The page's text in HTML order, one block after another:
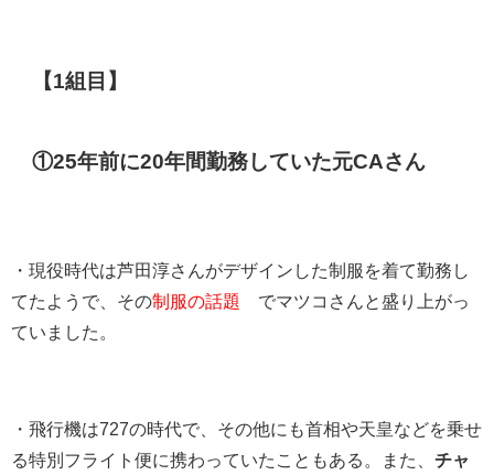
【 1組目】
①25年前に20年間勤務していた元CAさん
・現役時代は芦田淳さんがデザインした制服を着て勤務し
てたようで、その制服の話題
でマツコさんと盛り上がっ
ていました。
・飛行機は727の時代で、その他にも首相や天皇などを乗せ
る特別フライト便に携わっていたこともある。また、 チャ